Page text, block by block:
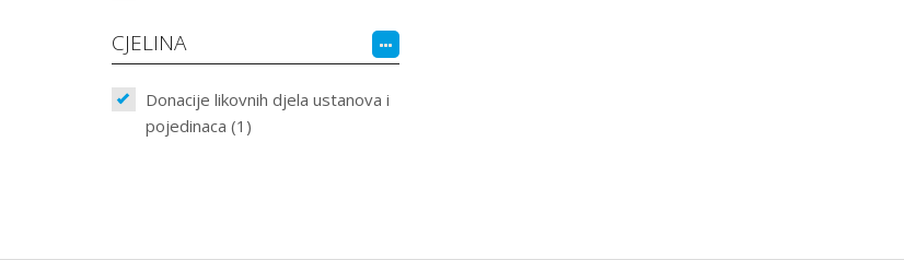
CJELINA
Donacije likovnih djela ustanova i
pojedinaca (1)